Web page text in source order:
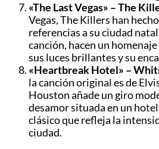
«The Last Vegas» – The
Vegas, The Killers han
referencias a su ciudad
canción, hacen un
sus luces brillantes y su
«Heartbreak Hotel» –
la canción original es de
Houston añade un giro
desamor situada en un hotel
clásico que refleja la
ciudad.